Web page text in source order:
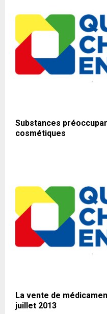
Substances
cosmétiques
La vente de
juillet 2013